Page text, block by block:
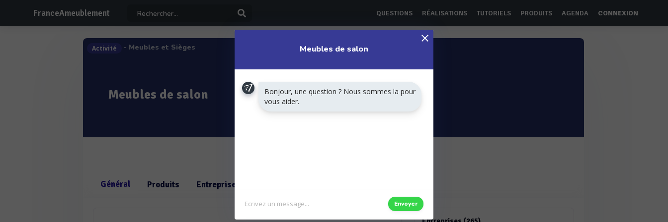
FranceAmeublement QUESTIONS RÉALISATIONS TUTORIELS PRODUITS AGENDA CONNEXION
Activité - Meubles et Sièges
Meubles de salon
Général Produits Entreprises
Meubles de salon
Bonjour, une question ? Nous sommes la pour
vous aider.
Envoyer